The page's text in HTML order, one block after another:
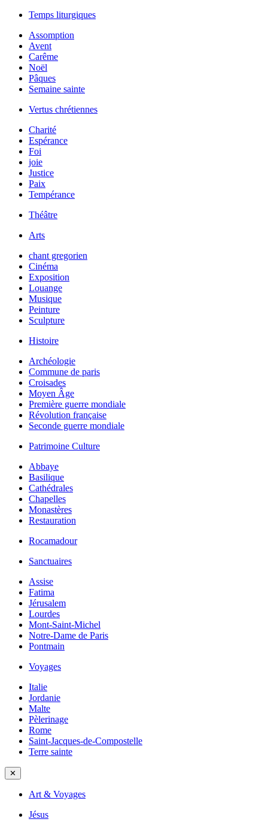
Temps liturgiques
Assomption
Avent
Carême
Noël
Pâques
Semaine sainte
Vertus chrétiennes
Charité
Espérance
Foi
joie
Justice
Paix
Tempérance
Théâtre
Arts
chant gregorien
Cinéma
Exposition
Louange
Musique
Peinture
Sculpture
Histoire
Archéologie
Commune de paris
Croisades
Moyen Âge
Première guerre mondiale
Révolution française
Seconde guerre mondiale
Patrimoine Culture
Abbaye
Basilique
Cathédrales
Chapelles
Monastères
Restauration
Rocamadour
Sanctuaires
Assise
Fatima
Jérusalem
Lourdes
Mont-Saint-Michel
Notre-Dame de Paris
Pontmain
Voyages
Italie
Jordanie
Malte
Pèlerinage
Rome
Saint-Jacques-de-Compostelle
Terre sainte
✕
Art & Voyages
Jésus